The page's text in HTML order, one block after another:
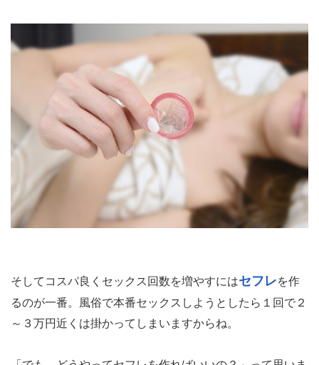
そしてコスパ良くセックス回数を増やすにはセフレを作
るのが一番。風俗で本番セックスしようとしたら１回で２
～３万円近くは掛かってしまいますからね。